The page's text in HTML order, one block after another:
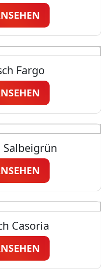
Fargo
Salbeigrün
Casoria